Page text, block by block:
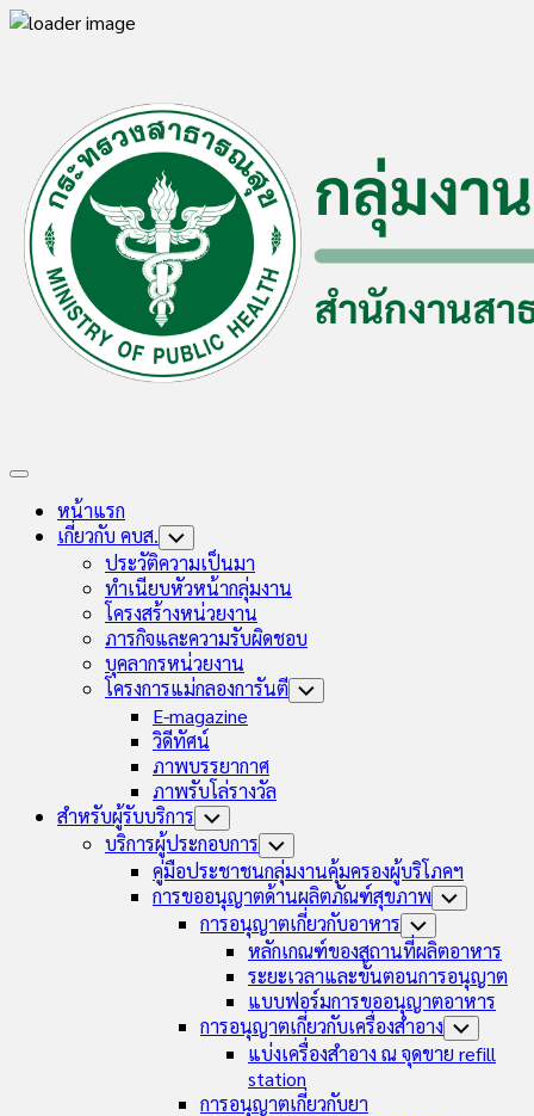
Expand
หน้าแรก
เกี่ยวกับ คบส. Toggle
Child
Menu
ประวัติความเป็นมา
ทำเนียบหัวหน้ากลุ่มงาน
โครงสร้างหน่วยงาน
ภารกิจและความรับผิดชอบ
บุคลากรหน่วยงาน
โครงการแม่กลองการันตี Toggle
E-magazine
วิดีทัศน์
ภาพบรรยากาศ
ภาพรับโล่รางวัล
สำหรับผู้รับบริการ Toggle
Child
Menu
บริการผู้ประกอบการ Toggle
Child
Menu
คู่มือประชาชนกลุ่มงานคุ้มครองผู้บริโภคฯ
การขออนุญาตด้านผลิตภัณฑ์สุขภาพ Toggle
การอนุญาตเกี่ยวกับอาหาร Toggle
Child
Menu
หลักเกณฑ์ของสถานที่ผลิตอาหาร
ระยะเวลาและขั้นตอนการอนุญาต
แบบฟอร์มการขออนุญาตอาหาร
การอนุญาตเกี่ยวกับเครื่องสำอาง Toggle
Child
Menu
แบ่งเครื่องสำอาง ณ จุดขาย refill
station
การอนุญาตเกี่ยวกับยา